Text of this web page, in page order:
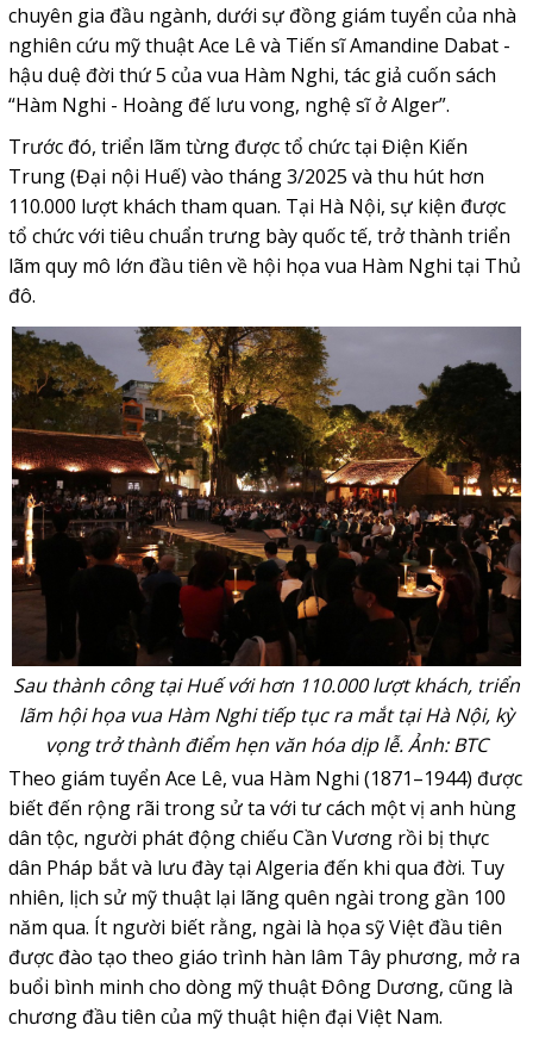
chuyên gia đầu ngành, dưới sự đồng giám tuyển của nhà
nghiên cứu mỹ thuật Ace Lê và Tiến sĩ Amandine Dabat -
hậu duệ đời thứ 5 của vua Hàm Nghi, tác giả cuốn sách
“Hàm Nghi - Hoàng đế lưu vong, nghệ sĩ ở Alger”.
Trước đó, triển lãm từng được tổ chức tại Điện Kiến
Trung (Đại nội Huế) vào tháng 3/2025 và thu hút hơn
110.000 lượt khách tham quan. Tại Hà Nội, sự kiện được
tổ chức với tiêu chuẩn trưng bày quốc tế, trở thành triển
lãm quy mô lớn đầu tiên về hội họa vua Hàm Nghi tại Thủ
đô.
Sau thành công tại Huế với hơn 110.000 lượt khách, triển
lãm hội họa vua Hàm Nghi tiếp tục ra mắt tại Hà Nội, kỳ
vọng trở thành điểm hẹn văn hóa dịp lễ. Ảnh: BTC
Theo giám tuyển Ace Lê, vua Hàm Nghi (1871–1944) được
biết đến rộng rãi trong sử ta với tư cách một vị anh hùng
dân tộc, người phát động chiếu Cần Vương rồi bị thực
dân Pháp bắt và lưu đày tại Algeria đến khi qua đời. Tuy
nhiên, lịch sử mỹ thuật lại lãng quên ngài trong gần 100
năm qua. Ít người biết rằng, ngài là họa sỹ Việt đầu tiên
được đào tạo theo giáo trình hàn lâm Tây phương, mở ra
buổi bình minh cho dòng mỹ thuật Đông Dương, cũng là
chương đầu tiên của mỹ thuật hiện đại Việt Nam.